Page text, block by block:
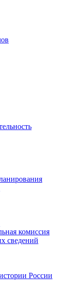
комиссия
сведений
России